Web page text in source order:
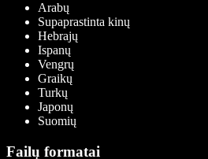
Arabų
Supaprastinta kinų
Hebrajų
Ispanų
Vengrų
Graikų
Turkų
Japonų
Suomių
Failų formatai